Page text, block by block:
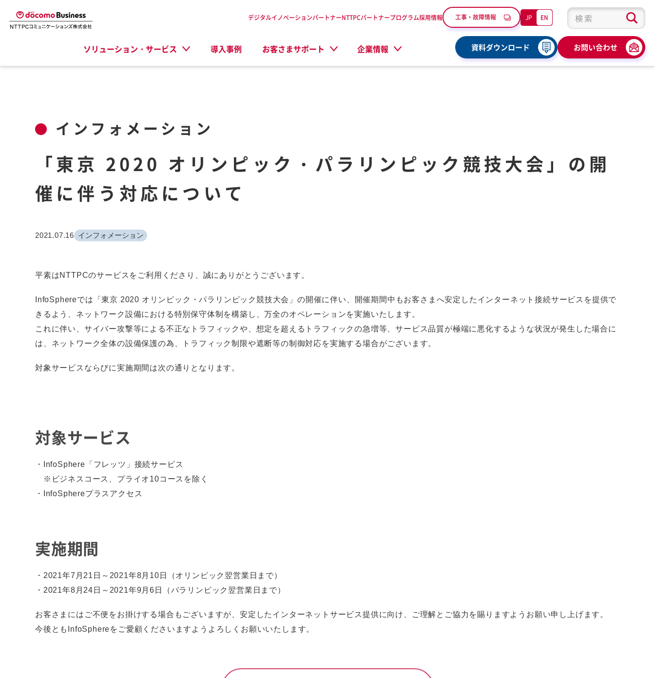
検索キーワード入力
ソリューション・サービス 導入事例 お客さまサポート 企業情報
デジタルイノベーションパートナーNTTPCパートナープログラム採用情報 工事・故障情報 JP EN
資料ダウンロード お問い合わせ
インフォメーション
「東京 2020 オリンピック・パラリンピック競技大会」の開
催に伴う対応について​
2021.07.16 インフォメーション
平素はNTTPCのサービスをご利用くださり、誠にありがとうございます。
InfoSphereでは「東京 2020 オリンピック・パラリンピック競技大会」の開催に伴い、開催期間中もお客さまへ安定したインターネット接続サービスを提供で
きるよう、ネットワーク設備における特別保守体制を構築し、万全のオペレーションを実施いたします。
​​ これに伴い、サイバー攻撃等による不正なトラフィックや、想定を超えるトラフィックの急増等、サービス品質が極端に悪化するような状況が発生した場合に
は、ネットワーク全体の設備保護の為、トラフィック制限や遮断等の制御対応を実施する場合がございます。​
対象サービスならびに実施期間は次の通りとなります。​
対象サービス
・InfoSphere「フレッツ」接続サービス
※ビジネスコース、プライオ10コースを除く
・InfoSphereプラスアクセス
実施期間
・2021年7月21日～2021年8月10日（オリンピック翌営業日まで）​
・2021年8月24日～2021年9月6日（パラリンピック翌営業日まで）
お客さまにはご不便をお掛けする場合もございますが、安定したインターネットサービス提供に向け、ご理解とご協力を賜りますようお願い申し上げます。​
今後ともInfoSphereをご愛顧くださいますようよろしくお願いいたします。​